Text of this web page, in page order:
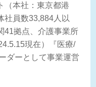
（本社：東京都港
社員数33,884人以
41拠点、介護事業所
現在）『医療/
ダーとして事業運営